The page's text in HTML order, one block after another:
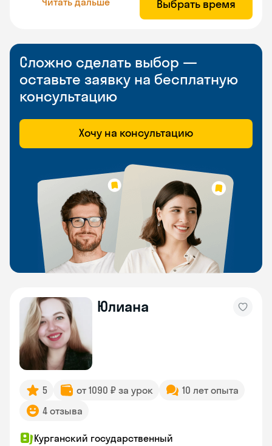
Выбрать время
Сложно сделать выбор —
оставьте заявку на бесплатную
консультацию
Хочу на консультацию
Юлиана
5 от 1090 ₽ за урок
10 лет опыта
4 отзыва
Курганский государственный